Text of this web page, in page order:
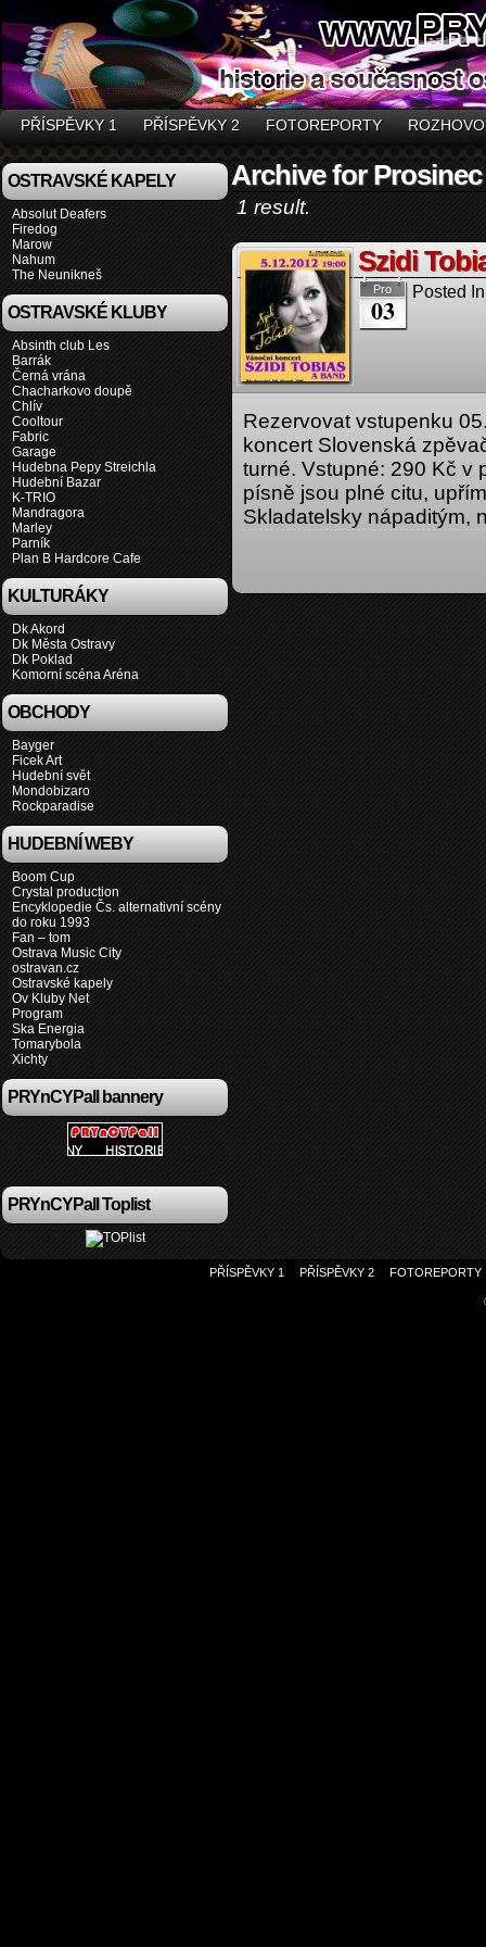
PŘÍSPĚVKY 1 PŘÍSPĚVKY 2 FOTOREPORTY
OSTRAVSKÉ KAPELY
Absolut Deafers
Firedog
Marow
Nahum
The Neunikneš
OSTRAVSKÉ KLUBY
Absinth club Les
Barrák
Černá vrána
Chacharkovo doupě
Chlív
Cooltour
Fabric
Garage
Hudebna Pepy Streichla
Hudební Bazar
K-TRIO
Mandragora
Marley
Parník
Plan B Hardcore Cafe
KULTURÁKY
Dk Akord
Dk Města Ostravy
Dk Poklad
Komorní scéna Aréna
OBCHODY
Bayger
Ficek Art
Hudební svět
Mondobizaro
Rockparadise
HUDEBNÍ WEBY
Boom Cup
Crystal production
Encyklopedie Čs. alternativní scény
do roku 1993
Fan – tom
Ostrava Music City
ostravan.cz
Ostravské kapely
Ov Kluby Net
Program
Ska Energia
Tomarybola
Xichty
PRYnCYPall bannery
PRYnCYPall Toplist
Archive for Prosinec
1 result.
Szidi
Pro
03
Posted
Rezervovat vstupenku
koncert Slovenská
turné. Vstupné: 290 Kč v
písně jsou plné citu,
Skladatelsky nápaditým,
PŘÍSPĚVKY 1 PŘÍSPĚVKY 2 FOTOREPORTY